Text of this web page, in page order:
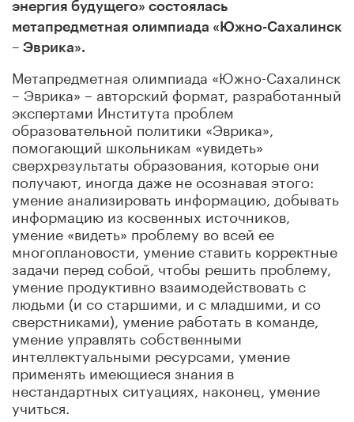
энергия будущего» состоялась
метапредметная олимпиада «Южно-Сахалинск
– Эврика».
Метапредметная олимпиада «Южно-Сахалинск
– Эврика» – авторский формат, разработанный
экспертами Института проблем
образовательной политики «Эврика»,
помогающий школьникам «увидеть»
сверхрезультаты образования, которые они
получают, иногда даже не осознавая этого:
умение анализировать информацию, добывать
информацию из косвенных источников,
умение «видеть» проблему во всей ее
многоплановости, умение ставить корректные
задачи перед собой, чтобы решить проблему,
умение продуктивно взаимодействовать с
людьми (и со старшими, и с младшими, и со
сверстниками), умение работать в команде,
умение управлять собственными
интеллектуальными ресурсами, умение
применять имеющиеся знания в
нестандартных ситуациях, наконец, умение
учиться.